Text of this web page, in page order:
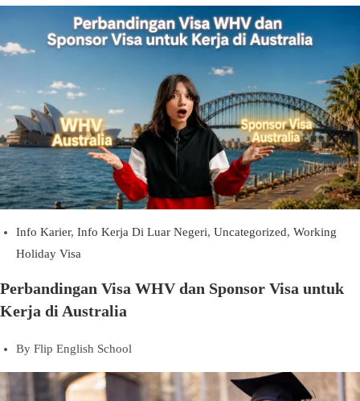
Info Karier, Info Kerja Di Luar Negeri, Uncategorized, Working
Holiday Visa
Perbandingan Visa WHV dan Sponsor Visa untuk
Kerja di Australia
By Flip English School